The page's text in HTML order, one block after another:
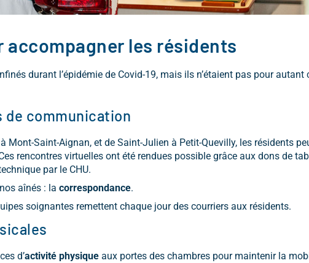
accompagner les résidents
durant l’épidémie de Covid-19, mais ils n’étaient pas pour autant
de communication
Mont-Saint-Aignan, et de Saint-Julien à Petit-Quevilly, les résidents
rencontres virtuelles ont été rendues possible grâce aux dons de
par le CHU.
aînés : la correspondance.
soignantes remettent chaque jour des courriers aux résidents.
d’activité physique aux portes des chambres pour maintenir la